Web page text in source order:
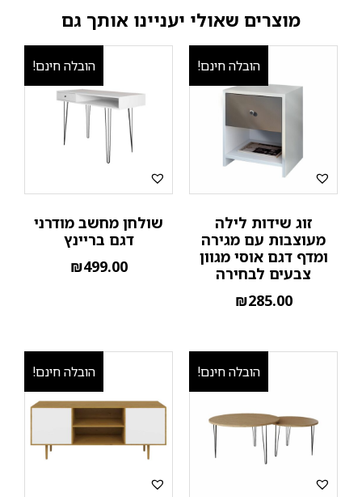
מוצרים שאולי יעניינו אותך גם
הובלה חינם!
זוג שידות לילה
מעוצבות עם מגירה
ומדף דגם אוסי מגוון
צבעים לבחירה
₪285.00
הובלה חינם!
שולחן מחשב מודרני
דגם בריינץ
₪499.00
הובלה חינם! הובלה חינם!